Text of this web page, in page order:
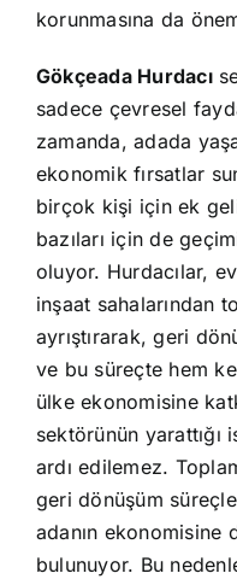
korunmasına da
Gökçeada Hurdacı
sadece çevresel
zamanda, adada
ekonomik fırsatlar
birçok kişi için ek
bazıları için de
oluyor. Hurdacılar,
inşaat sahalarından
ayrıştırarak, geri
ve bu süreçte hem
ülke ekonomisine
sektörünün yarattığı
ardı edilemez.
geri dönüşüm
adanın ekonomisine
bulunuyor. Bu